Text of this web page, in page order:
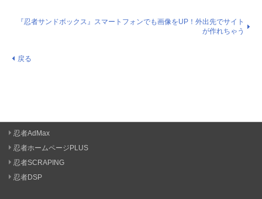
『忍者サンドボックス』スマートフォンでも画像をUP！外出先でサイト
が作れちゃう
戻る
忍者AdMax
忍者ホームページPLUS
忍者SCRAPING
忍者DSP